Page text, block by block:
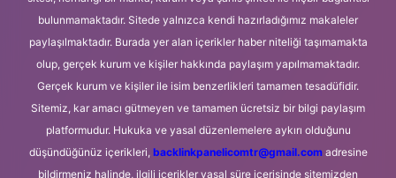
bulunmamaktadır. Sitede yalnızca kendi hazırladığımız makaleler
paylaşılmaktadır. Burada yer alan içerikler haber niteliği taşımamakta
olup, gerçek kurum ve kişiler hakkında paylaşım yapılmamaktadır.
Gerçek kurum ve kişiler ile isim benzerlikleri tamamen tesadüfidir.
Sitemiz, kar amacı gütmeyen ve tamamen ücretsiz bir bilgi paylaşım
platformudur. Hukuka ve yasal düzenlemelere aykırı olduğunu
düşündüğünüz içerikleri, backlinkpanelicomtr@gmail.comadresine
bildirmeniz halinde, ilgili içerikler yasal süre içerisinde sitemizden